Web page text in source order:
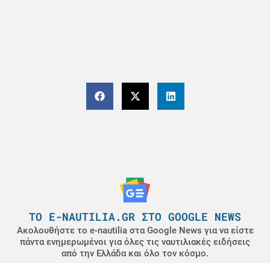
ΤΟ E-NAUTILIA.GR ΣΤΟ GOOGLE NEWS
Ακολουθήστε το e-nautilia στα Google News για να είστε
πάντα ενημερωμένοι για όλες τις ναυτιλιακές ειδήσεις
από την Ελλάδα και όλο τον κόσμο.